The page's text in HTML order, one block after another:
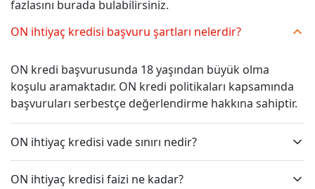
fazlasını burada bulabilirsiniz.
ON ihtiyaç kredisi başvuru şartları nelerdir?
ON kredi başvurusunda 18 yaşından büyük olma
koşulu aramaktadır. ON kredi politikaları kapsamında
başvuruları serbestçe değerlendirme hakkına sahiptir.
ON ihtiyaç kredisi vade sınırı nedir?
ON ihtiyaç kredisi faizi ne kadar?